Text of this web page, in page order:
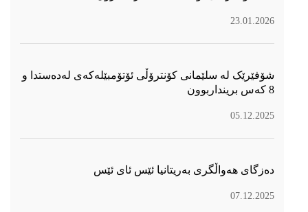
23.01.2026
شۆفێرێک لە سلێمانی کۆنترۆڵی ئۆتۆمبێلەکەی لەدەستدا و
8 کەس برینداربوون
05.12.2025
دەزگای هەواڵگری بەریتانیا ئێس ئای ئێس
07.12.2025